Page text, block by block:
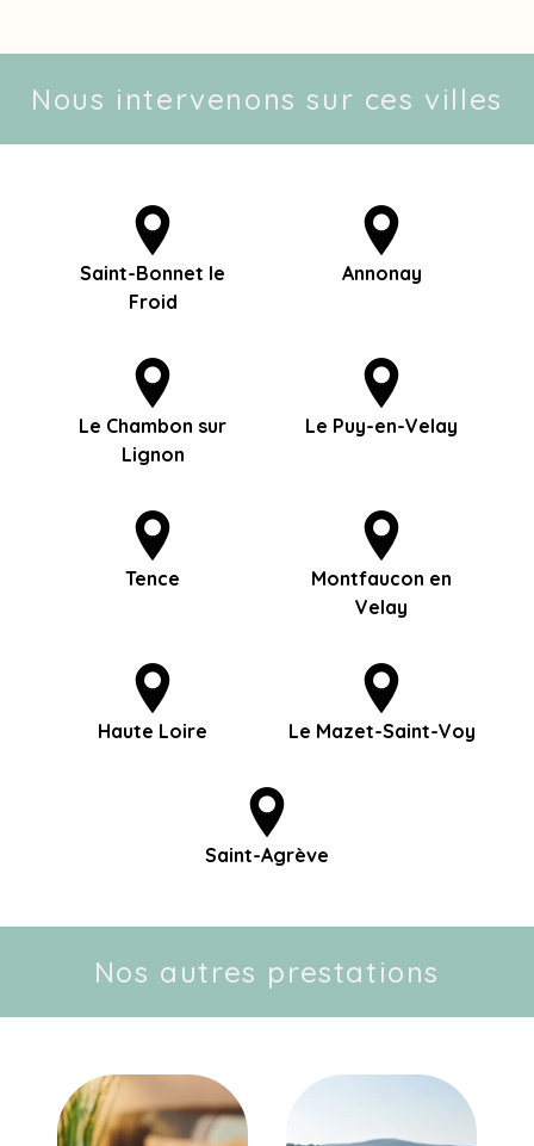
Nous intervenons sur ces villes
Saint-Bonnet le
Froid
Annonay
Le Chambon sur
Lignon
Le Puy-en-Velay
Tence
Montfaucon en
Velay
Haute Loire Le Mazet-Saint-Voy
Saint-Agrève
Nos autres prestations